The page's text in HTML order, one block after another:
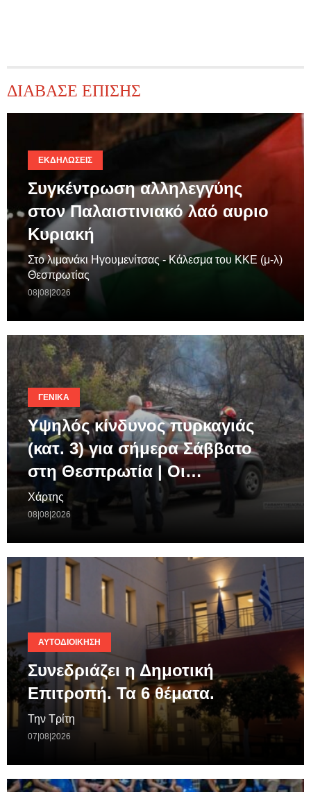
ΔΙΑΒΑΣΕ ΕΠΙΣΗΣ
ΕΚΔΗΛΏΣΕΙΣ
Συγκέντρωση αλληλεγγύης
στον Παλαιστινιακό λαό αυριο
Κυριακή
Στο λιμανάκι Ηγουμενίτσας - Κάλεσμα του ΚΚΕ (μ-λ)
Θεσπρωτίας
08|08|2026
ΓΕΝΙΚΆ
Υψηλός κίνδυνος πυρκαγιάς
(κατ. 3) για σήμερα Σάββατο
στη Θεσπρωτία | Οι…
Χάρτης
08|08|2026
ΑΥΤΟΔΙΟΊΚΗΣΗ
Συνεδριάζει η Δημοτική
Επιτροπή. Τα 6 θέματα.
Την Τρίτη
07|08|2026